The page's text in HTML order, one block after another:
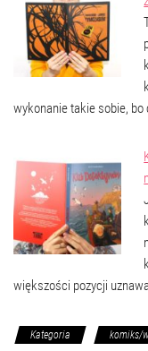
wykonanie takie sobie,
większości pozycji
Kategoria komiks/